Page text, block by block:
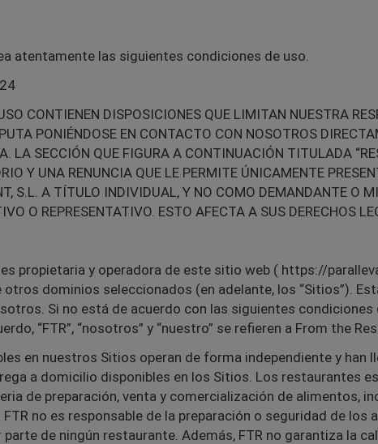
atentamente las siguientes condiciones de uso.
CONTIENEN DISPOSICIONES QUE LIMITAN NUESTRA
PONIÉNDOSE EN CONTACTO CON NOSOTROS
LA SECCIÓN QUE FIGURA A CONTINUACIÓN TITULADA
Y UNA RENUNCIA QUE LE PERMITE ÚNICAMENTE
S.L. A TÍTULO INDIVIDUAL, Y NO COMO DEMANDANTE O
O REPRESENTATIVO. ESTO AFECTA A SUS DERECHOS
propietaria y operadora de este sitio web ( https://
dominios seleccionados (en adelante, los “Sitios”).
Si no está de acuerdo con las siguientes
“FTR”, “nosotros” y “nuestro” se refieren a From the
en nuestros Sitios operan de forma independiente y
a domicilio disponibles en los Sitios. Los restaurantes
de preparación, venta y comercialización de alimentos,
no es responsable de la preparación o seguridad de
parte de ningún restaurante. Además, FTR no garantiza la